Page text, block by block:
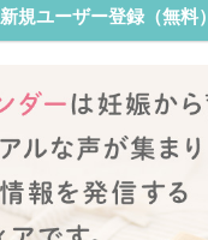
新規ユーザー登録（無料）